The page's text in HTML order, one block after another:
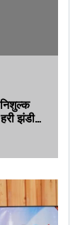
झंडी